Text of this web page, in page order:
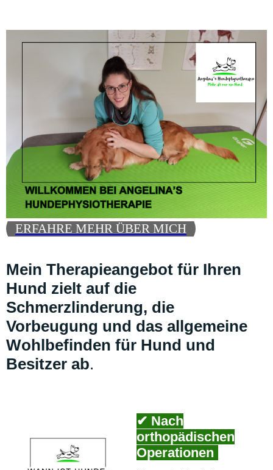
ERFAHRE MEHR ÜBER MICH
Mein Therapieangebot für Ihren
Hund zielt auf die
Schmerzlinderung, die
Vorbeugung und das allgemeine
Wohlbefinden für Hund und
Besitzer ab.
✔ Nach
orthopädischen
Operationen